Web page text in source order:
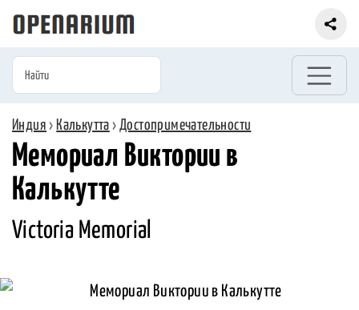
Индия › Калькутта ›Достопримечательности
Мемориал Виктории в
Калькутте
Victoria Memorial